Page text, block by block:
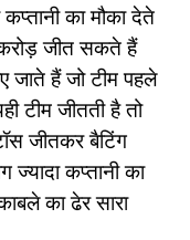
का मौका देते
जीत सकते हैं
जाते हैं जो टीम पहले
टीम जीतती है तो
जीतकर बैटिंग
कप्तानी का
का ढेर सारा